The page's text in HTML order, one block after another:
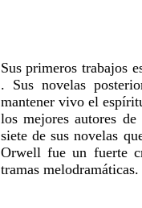
Sus primeros trabajos
. Sus novelas
mantener vivo el
los mejores autores
siete de sus novelas
Orwell fue un fuerte
tramas melodramáticas.